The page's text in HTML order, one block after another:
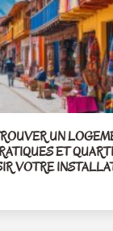
UN
ET
VOTRE